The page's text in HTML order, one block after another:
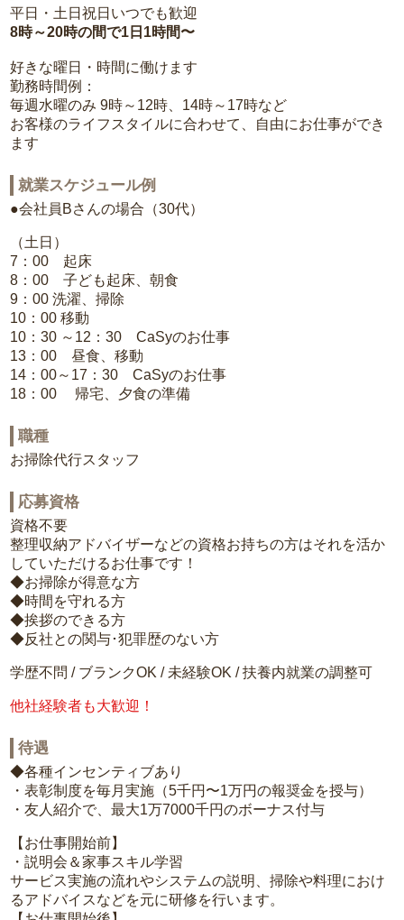
平日・土日祝日いつでも歓迎
8時～20時の間で1日1時間〜
好きな曜日・時間に働けます
勤務時間例：
毎週水曜のみ 9時～12時、14時～17時など
お客様のライフスタイルに合わせて、自由にお仕事ができ
ます
就業スケジュール例
●会社員Bさんの場合（30代）
（土日）
7：00 起床
8：00 子ども起床、朝食
9：00 洗濯、掃除
10：00 移動
10：30 ～12：30 CaSyのお仕事
13：00 昼食、移動
14：00～17：30 CaSyのお仕事
18：00 帰宅、夕食の準備
職種
お掃除代行スタッフ
応募資格
資格不要
整理収納アドバイザーなどの資格お持ちの方はそれを活か
していただけるお仕事です！
◆お掃除が得意な方
◆時間を守れる方
◆挨拶のできる方
◆反社との関与･犯罪歴のない方
学歴不問 / ブランクOK / 未経験OK / 扶養内就業の調整可
他社経験者も大歓迎！
待遇
◆各種インセンティブあり
・表彰制度を毎月実施（5千円〜1万円の報奨金を授与）
・友人紹介で、最大1万7000千円のボーナス付与
【お仕事開始前】
・説明会＆家事スキル学習
サービス実施の流れやシステムの説明、掃除や料理におけ
るアドバイスなどを元に研修を行います。